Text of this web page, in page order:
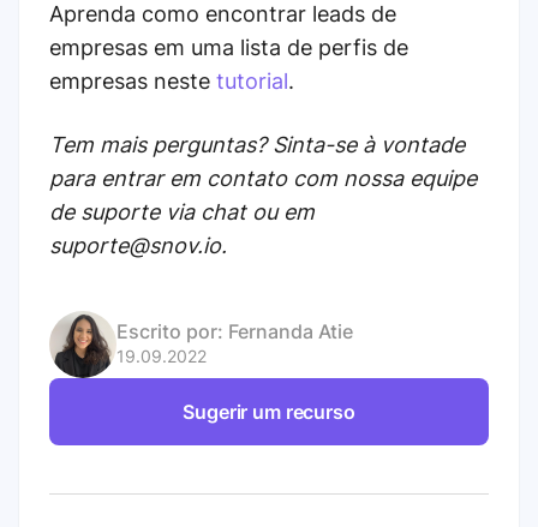
Aprenda como encontrar leads de
empresas em uma lista de perfis de
empresas neste tutorial.
Tem mais perguntas? Sinta-se à vontade
para entrar em contato com nossa equipe
de suporte via chat ou em
suporte@snov.io.
Escrito por: Fernanda Atie
19.09.2022
Sugerir um recurso